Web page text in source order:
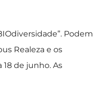
Podem
Realeza e os
de junho. As